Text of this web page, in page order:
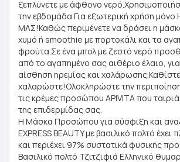
ξεπλύνετε με άφθονο
την εβδομάδα.Για εξωτερική χρήση
ΜΑΣ!Καθώς περιμένετε να δράσει η
χυμό ή smoothie με πορτοκάλι και τα
φρούτα.Σε ένα μπολ με ζεστό νερό
από το αγαπημένο σας αιθέριο έλαιο,
αίσθηση ηρεμίας και
χαλαρώστε!Ολοκληρώστε την
τις κρέμες προσώπου APIVITA που
της επιδερμίδας σας.
Η Mάσκα Προσώπου για σύσφιξη και
EXPRESS BEAUTY με βασιλικό πολτό
και περιέχει 97% συστατικά φυσικής
Βασιλικό πολτό Τζιτζιφιά Ελληνικό